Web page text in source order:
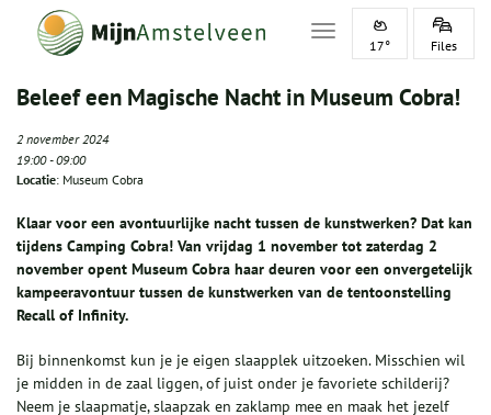
Toggle navigation
17° Files
Beleef een Magische Nacht in Museum Cobra!
2 november 2024
19:00-09:00
Locatie: Museum Cobra
Klaar voor een avontuurlijke nacht tussen de kunstwerken? Dat kan
tijdens Camping Cobra! Van vrijdag 1 november tot zaterdag 2
november opent Museum Cobra haar deuren voor een onvergetelijk
kampeeravontuur tussen de kunstwerken van de tentoonstelling
Recall of Infinity.
Bij binnenkomst kun je je eigen slaapplek uitzoeken. Misschien wil
je midden in de zaal liggen, of juist onder je favoriete schilderij?
Neem je slaapmatje, slaapzak en zaklamp mee en maak het jezelf